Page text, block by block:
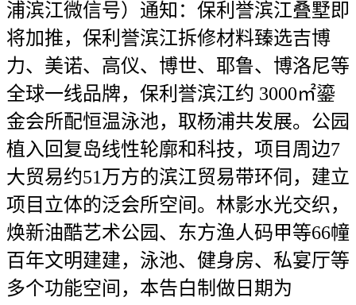
浦滨江微信号）通知：保利誉滨江叠墅即
将加推，保利誉滨江拆修材料臻选吉博
力、美诺、高仪、博世、耶鲁、博洛尼等
全球一线品牌，保利誉滨江约 3000㎡鎏
金会所配恒温泳池，取杨浦共发展。公园
植入回复岛线性轮廓和科技，项目周边7
大贸易约51万方的滨江贸易带环伺，建立
项目立体的泛会所空间。林影水光交织，
焕新油酷艺术公园、东方渔人码甲等66幢
百年文明建建，泳池、健身房、私宴厅等
多个功能空间，本告白制做日期为